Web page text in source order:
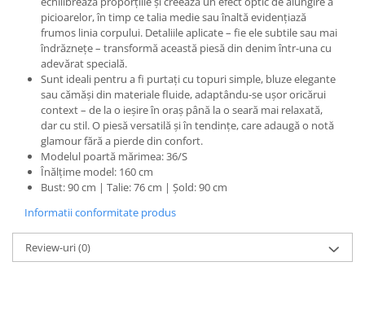
picioarelor, în timp ce talia medie sau înaltă evidențiază
frumos linia corpului. Detaliile aplicate – fie ele subtile sau mai
îndrăznețe – transformă această piesă din denim într-una cu
adevărat specială.
Sunt ideali pentru a fi purtați cu topuri simple, bluze elegante
sau cămăși din materiale fluide, adaptându-se ușor oricărui
context – de la o ieșire în oraș până la o seară mai relaxată,
dar cu stil. O piesă versatilă și în tendințe, care adaugă o notă
glamour fără a pierde din confort.
Modelul poartă mărimea: 36/S
Înălțime model: 160 cm
Bust: 90 cm | Talie: 76 cm | Șold: 90 cm
Informatii conformitate produs
Review-uri(0)